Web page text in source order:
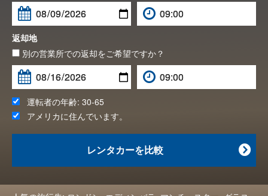
返却地
別の営業所での返却をご希望ですか？
運転者の年齢: 30-65
アメリカに住んでいます。

レンタカーを比較